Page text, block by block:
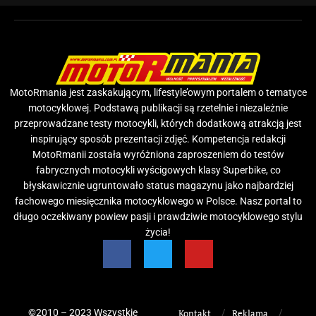
MotoRmania jest zaskakującym, lifestyle’owym portalem o tematyce
motocyklowej. Podstawą publikacji są rzetelnie i niezależnie
przeprowadzane testy motocykli, których dodatkową atrakcją jest
inspirujący sposób prezentacji zdjęć. Kompetencja redakcji
MotoRmanii została wyróżniona zaproszeniem do testów
fabrycznych motocykli wyścigowych klasy Superbike, co
błyskawicznie ugruntowało status magazynu jako najbardziej
fachowego miesięcznika motocyklowego w Polsce. Nasz portal to
długo oczekiwany powiew pasji i prawdziwie motocyklowego stylu
życia!
©2010 – 2023 Wszystkie Kontakt Reklama